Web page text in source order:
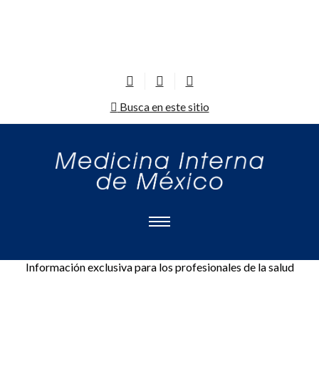
Busca en este sitio
Información exclusiva para los profesionales de la salud